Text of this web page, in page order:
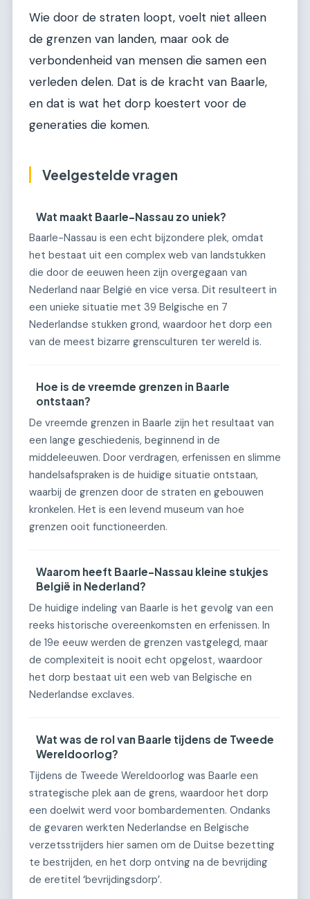
Wie door de straten loopt, voelt niet alleen
de grenzen van landen, maar ook de
verbondenheid van mensen die samen een
verleden delen. Dat is de kracht van Baarle,
en dat is wat het dorp koestert voor de
generaties die komen.
Veelgestelde vragen
Wat maakt Baarle-Nassau zo uniek?
Baarle-Nassau is een echt bijzondere plek, omdat
het bestaat uit een complex web van landstukken
die door de eeuwen heen zijn overgegaan van
Nederland naar België en vice versa. Dit resulteert in
een unieke situatie met 39 Belgische en 7
Nederlandse stukken grond, waardoor het dorp een
van de meest bizarre grensculturen ter wereld is.
Hoe is de vreemde grenzen in Baarle
ontstaan?
De vreemde grenzen in Baarle zijn het resultaat van
een lange geschiedenis, beginnend in de
middeleeuwen. Door verdragen, erfenissen en slimme
handelsafspraken is de huidige situatie ontstaan,
waarbij de grenzen door de straten en gebouwen
kronkelen. Het is een levend museum van hoe
grenzen ooit functioneerden.
Waarom heeft Baarle-Nassau kleine stukjes
België in Nederland?
De huidige indeling van Baarle is het gevolg van een
reeks historische overeenkomsten en erfenissen. In
de 19e eeuw werden de grenzen vastgelegd, maar
de complexiteit is nooit echt opgelost, waardoor
het dorp bestaat uit een web van Belgische en
Nederlandse exclaves.
Wat was de rol van Baarle tijdens de Tweede
Wereldoorlog?
Tijdens de Tweede Wereldoorlog was Baarle een
strategische plek aan de grens, waardoor het dorp
een doelwit werd voor bombardementen. Ondanks
de gevaren werkten Nederlandse en Belgische
verzetsstrijders hier samen om de Duitse bezetting
te bestrijden, en het dorp ontving na de bevrijding
de eretitel ‘bevrijdingsdorp’.